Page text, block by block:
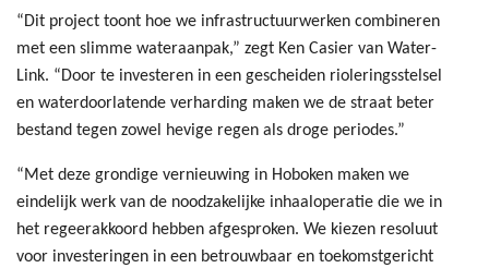
“Dit project toont hoe we infrastructuurwerken combineren
met een slimme wateraanpak,” zegt Ken Casier van Water-
Link. “Door te investeren in een gescheiden rioleringsstelsel
en waterdoorlatende verharding maken we de straat beter
bestand tegen zowel hevige regen als droge periodes.”
“Met deze grondige vernieuwing in Hoboken maken we
eindelijk werk van de noodzakelijke inhaaloperatie die we in
het regeerakkoord hebben afgesproken. We kiezen resoluut
voor investeringen in een betrouwbaar en toekomstgericht